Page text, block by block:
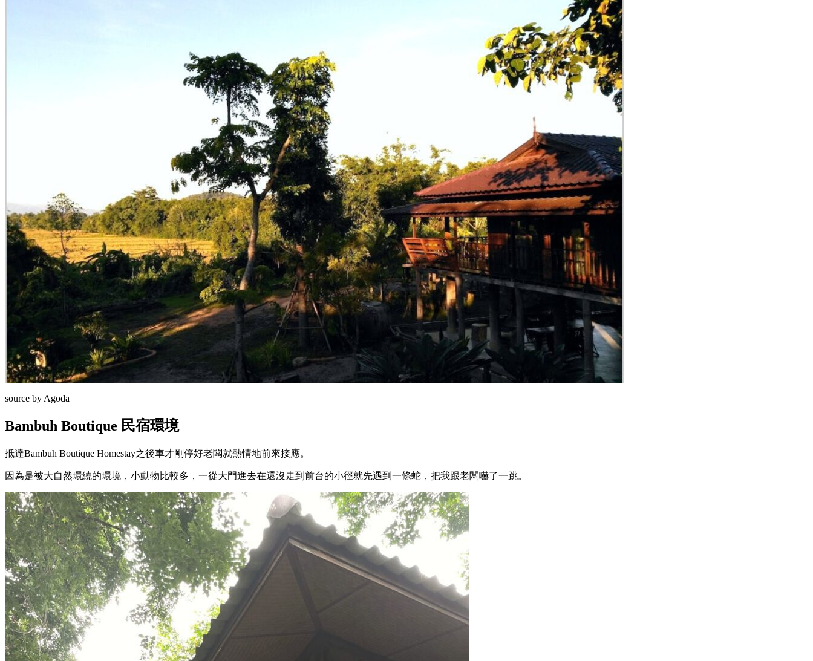
source by Agoda
Bambuh Boutique 民宿環境
抵達Bambuh Boutique Homestay之後車才剛停好老闆就熱情地前來接應。
因為是被大自然環繞的環境，小動物比較多，一從大門進去在還沒走到前台的小徑就先遇到一條蛇，把我跟老闆嚇了一跳。